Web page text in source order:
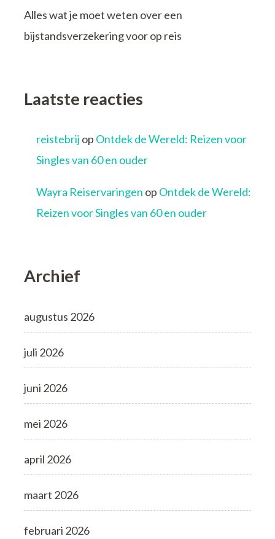
Alles wat je moet weten over een
bijstandsverzekering voor op reis
Laatste reacties
reistebrij op Ontdek de Wereld: Reizen voor
Singles van 60 en ouder
Wayra Reiservaringen op Ontdek de Wereld:
Reizen voor Singles van 60 en ouder
Archief
augustus 2026
juli 2026
juni 2026
mei 2026
april 2026
maart 2026
februari 2026